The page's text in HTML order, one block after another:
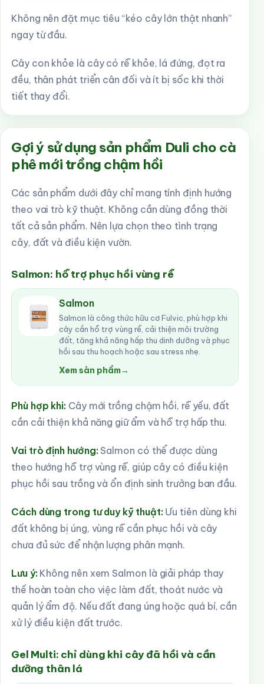
Không nên đặt mục tiêu “kéo cây lớn thật nhanh”
ngay từ đầu.
Cây con khỏe là cây có rễ khỏe, lá đứng, đọt ra
đều, thân phát triển cân đối và ít bị sốc khi thời
tiết thay đổi.
Gợi ý sử dụng sản phẩm Duli cho cà
phê mới trồng chậm hồi
Các sản phẩm dưới đây chỉ mang tính định hướng
theo vai trò kỹ thuật. Không cần dùng đồng thời
tất cả sản phẩm. Nên lựa chọn theo tình trạng
cây, đất và điều kiện vườn.
Salmon: hỗ trợ phục hồi vùng rễ
Salmon
Salmon là công thức hữu cơ Fulvic, phù hợp khi
cây cần hỗ trợ vùng rễ, cải thiện môi trường
đất, tăng khả năng hấp thu dinh dưỡng và phục
hồi sau thu hoạch hoặc sau stress nhẹ.
Xem sản phẩm→
Phù hợp khi: Cây mới trồng chậm hồi, rễ yếu, đất
cần cải thiện khả năng giữ ẩm và hỗ trợ hấp thu.
Vai trò định hướng:Salmon có thể được dùng
theo hướng hỗ trợ vùng rễ, giúp cây có điều kiện
phục hồi sau trồng và ổn định sinh trưởng ban đầu.
Cách dùng trong tư duy kỹ thuật:Ưu tiên dùng khi
đất không bị úng, vùng rễ cần phục hồi và cây
chưa đủ sức để nhận lượng phân mạnh.
Lưu ý:Không nên xem Salmon là giải pháp thay
thế hoàn toàn cho việc làm đất, thoát nước và
quản lý ẩm độ. Nếu đất đang úng hoặc quá bí, cần
xử lý điều kiện đất trước.
Gel Multi: chỉ dùng khi cây đã hồi và cần
dưỡng thân lá